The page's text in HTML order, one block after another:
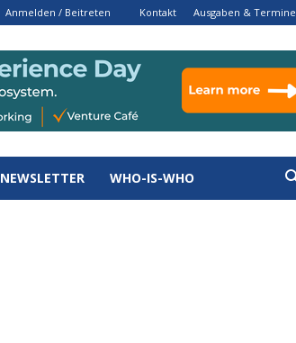
Anmelden / Beitreten Kontakt Ausgaben & Termine
NEWSLETTER WHO-IS-WHO